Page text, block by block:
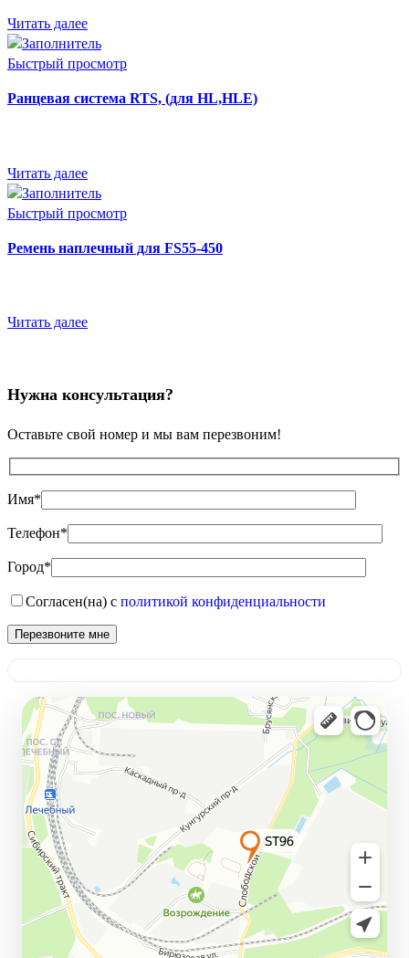
Читать далее
Быстрый просмотр
Ранцевая система RTS, (для HL,HLE)
Читать далее
Быстрый просмотр
Ремень наплечный для FS55-450
Читать далее
Нужна консультация?
Оставьте свой номер и мы вам перезвоним!
Имя*
Телефон*
Город*
Согласен(на) с политикой конфиденциальности